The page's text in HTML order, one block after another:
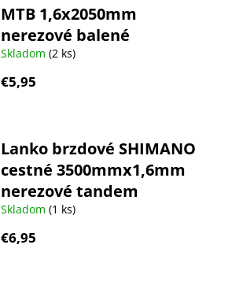
MTB 1,6x2050mm
nerezové balené
Skladom (2 ks)
€5,95
Lanko brzdové SHIMANO
cestné 3500mmx1,6mm
nerezové tandem
Skladom (1 ks)
€6,95